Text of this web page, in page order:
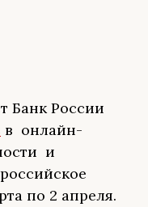
Банк России
в онлайн-
и
по 2 апреля.